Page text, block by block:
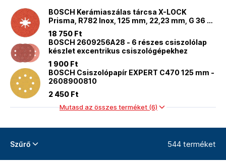
BOSCH Kerámiaszálas tárcsa X-LOCK
Prisma, R782 Inox, 125 mm, 22,23 mm, G 36 -
2.608.621.824
18 750 Ft
BOSCH 2609256A28 - 6 részes csiszolólap
készlet excentrikus csiszológépekhez
1 900 Ft
BOSCH Csiszolópapír EXPERT C470 125 mm -
2608900810
2 450 Ft
Mutasd az összes terméket (6)
Szűrő 544 terméket